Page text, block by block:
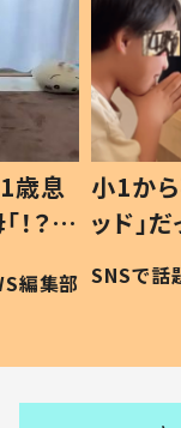
歳息
？」
編集部
小1から
ッド」
作り
#令和の
SNSで話